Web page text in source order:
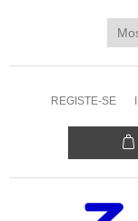
REGISTE-SE